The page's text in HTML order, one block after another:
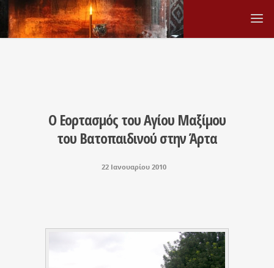
Ο Εορτασμός του Αγίου Μαξίμου
του Βατοπαιδινού στην Άρτα
22 Ιανουαρίου 2010